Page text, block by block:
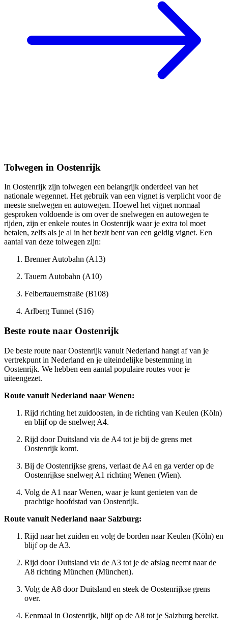
Tolwegen in Oostenrijk
In Oostenrijk zijn tolwegen een belangrijk onderdeel van het
nationale wegennet. Het gebruik van een vignet is verplicht voor de
meeste snelwegen en autowegen. Hoewel het vignet normaal
gesproken voldoende is om over de snelwegen en autowegen te
rijden, zijn er enkele routes in Oostenrijk waar je extra tol moet
betalen, zelfs als je al in het bezit bent van een geldig vignet. Een
aantal van deze tolwegen zijn:
Brenner Autobahn (A13)
Tauern Autobahn (A10)
Felbertauernstraße (B108)
Arlberg Tunnel (S16)
Beste route naar Oostenrijk
De beste route naar Oostenrijk vanuit Nederland hangt af van je
vertrekpunt in Nederland en je uiteindelijke bestemming in
Oostenrijk. We hebben een aantal populaire routes voor je
uiteengezet.
Route vanuit Nederland naar Wenen:
Rijd richting het zuidoosten, in de richting van Keulen (Köln)
en blijf op de snelweg A4.
Rijd door Duitsland via de A4 tot je bij de grens met
Oostenrijk komt.
Bij de Oostenrijkse grens, verlaat de A4 en ga verder op de
Oostenrijkse snelweg A1 richting Wenen (Wien).
Volg de A1 naar Wenen, waar je kunt genieten van de
prachtige hoofdstad van Oostenrijk.
Route vanuit Nederland naar Salzburg:
Rijd naar het zuiden en volg de borden naar Keulen (Köln) en
blijf op de A3.
Rijd door Duitsland via de A3 tot je de afslag neemt naar de
A8 richting München (München).
Volg de A8 door Duitsland en steek de Oostenrijkse grens
over.
Eenmaal in Oostenrijk, blijf op de A8 tot je Salzburg bereikt.